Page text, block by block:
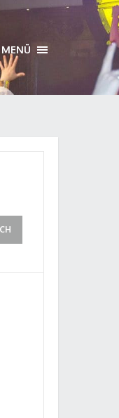
MENÜ TOGGLE